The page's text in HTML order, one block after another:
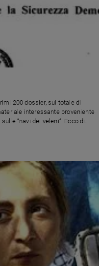
200 dossier, sul totale di
interessante proveniente
“navi dei veleni”. Ecco di